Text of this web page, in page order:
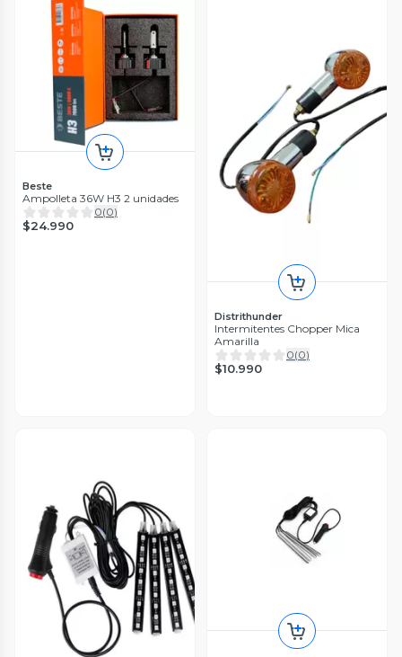
Beste
Ampolleta 36W H3 2 unidades
0(0)
$24.990
Distrithunder
Intermitentes Chopper Mica
Amarilla
0(0)
$10.990